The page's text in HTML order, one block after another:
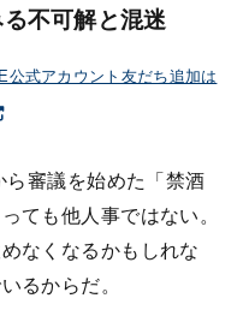
不可解と混迷
公式アカウント友だち追加は
審議を始めた「禁酒
ても他人事ではない。
なくなるかもしれな
るからだ。